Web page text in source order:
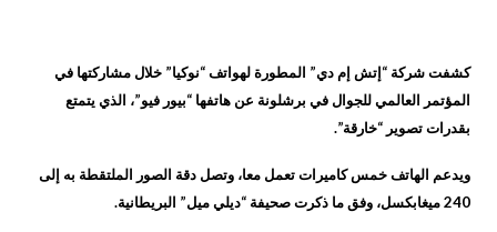
كشفت شركة “إتش إم دي” المطورة لهواتف “نوكيا” خلال مشاركتها في
المؤتمر العالمي للجوال في برشلونة عن هاتفها “بيور فيو”، الذي يتمتع
بقدرات تصوير “خارقة”.
ويدعم الهاتف خمس كاميرات تعمل معا، وتصل دقة الصور الملتقطة به إلى
240 ميغابكسل، وفق ما ذكرت صحيفة “ديلي ميل” البريطانية.